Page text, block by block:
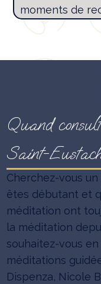
moments de
Quand
Saint-
Cherchez-vous
êtes débutant et
méditation ont
la méditation
souhaitez-vous
méditations
Dispenza, Nicole